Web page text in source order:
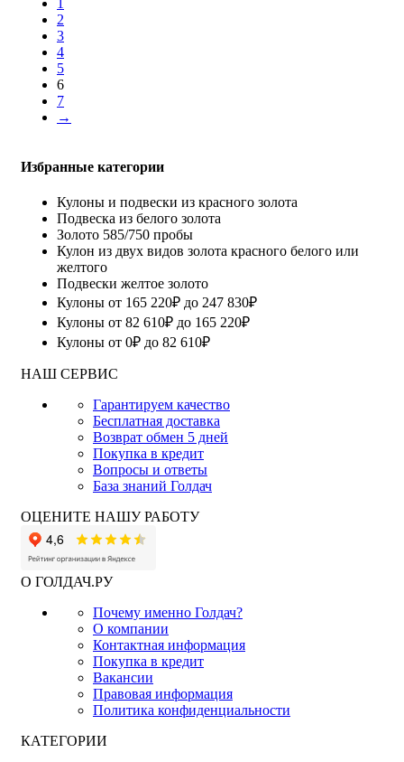
2
3
4
5
6
7
→
Избранные категории
Кулоны и подвески из красного золота
Подвеска из белого золота
Золото 585/750 пробы
Кулон из двух видов золота красного белого или
желтого
Подвески желтое золото
Кулоны от 165 220₽ до 247 830₽
Кулоны от 82 610₽ до 165 220₽
Кулоны от 0₽ до 82 610₽
НАШ СЕРВИС
Гарантируем качество
Бесплатная доставка
Возврат обмен 5 дней
Покупка в кредит
Вопросы и ответы
База знаний Голдач
ОЦЕНИТЕ НАШУ РАБОТУ
О ГОЛДАЧ.РУ
Почему именно Голдач?
О компании
Контактная информация
Покупка в кредит
Вакансии
Правовая информация
Политика конфиденциальности
КАТЕГОРИИ